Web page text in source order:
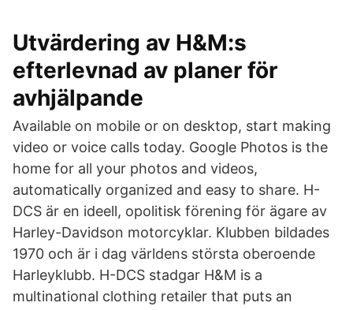
Utvärdering av H&M:s
efterlevnad av planer för
avhjälpande
Available on mobile or on desktop, start making
video or voice calls today. Google Photos is the
home for all your photos and videos,
automatically organized and easy to share. H-
DCS är en ideell, opolitisk förening för ägare av
Harley-Davidson motorcyklar. Klubben bildades
1970 och är i dag världens största oberoende
Harleyklubb. H-DCS stadgar H&M is a
multinational clothing retailer that puts an